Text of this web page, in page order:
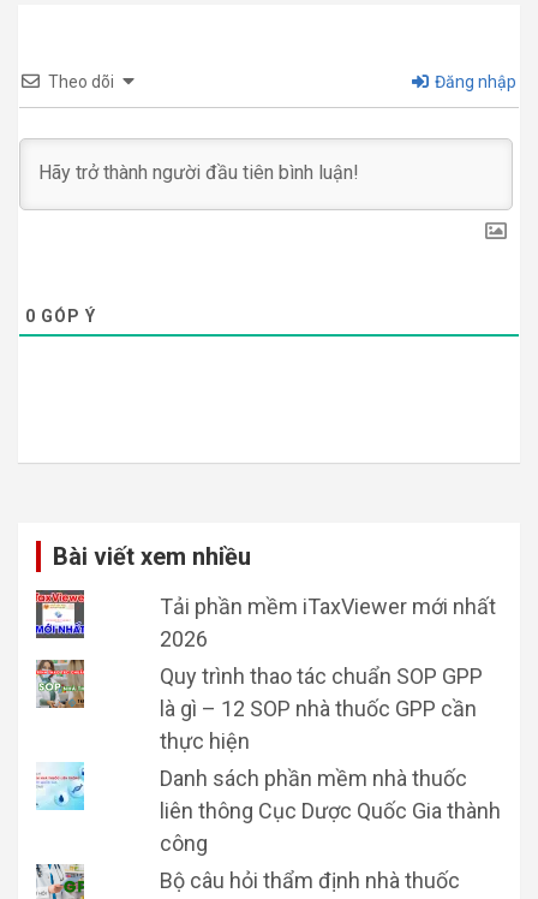
Theo dõi Đăng nhập
0 GÓP Ý
Bài viết xem nhiều
Tải phần mềm iTaxViewer mới nhất
2026
Quy trình thao tác chuẩn SOP GPP
là gì – 12 SOP nhà thuốc GPP cần
thực hiện
Danh sách phần mềm nhà thuốc
liên thông Cục Dược Quốc Gia thành
công
Bộ câu hỏi thẩm định nhà thuốc